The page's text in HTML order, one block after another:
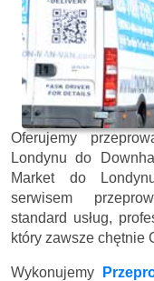
Oferujemy
Londynu do
Market do
serwisem
standard usług,
który zawsze chętnie
Wykonujemy